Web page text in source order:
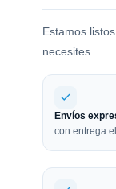
Estamos
necesites.
Envíos
con entrega